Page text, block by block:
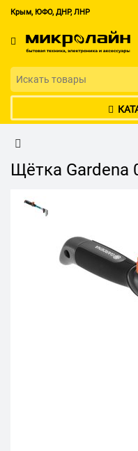
Крым, ЮФО, ДНР, ЛНР
Щётка Gardena